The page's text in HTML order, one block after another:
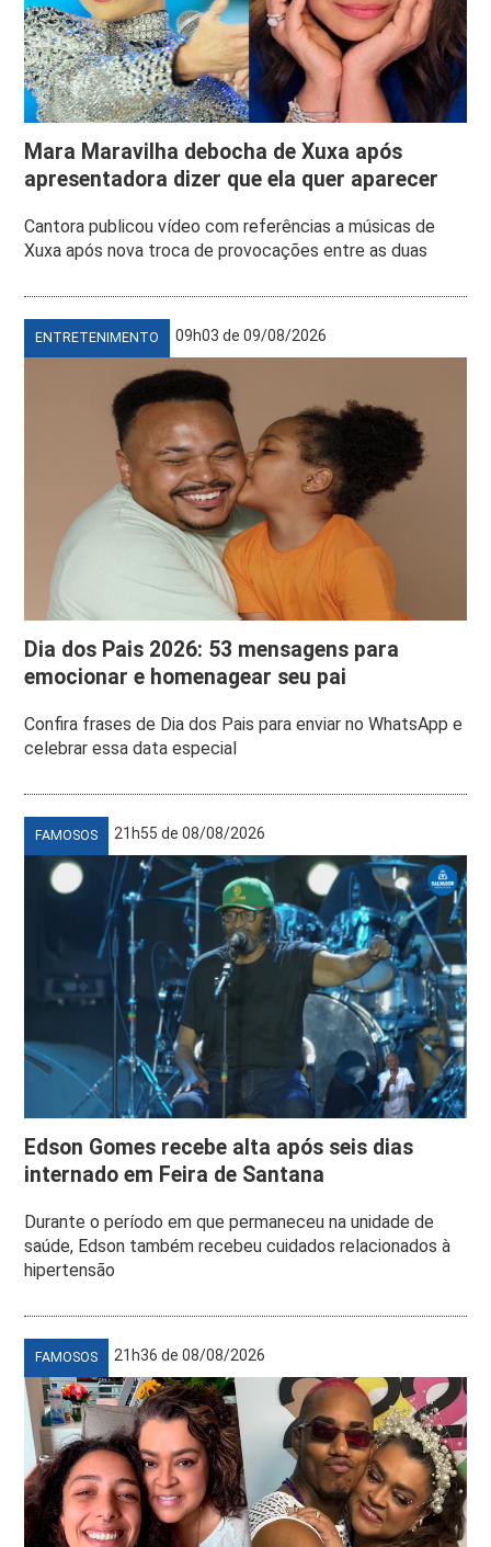
Mara Maravilha debocha de Xuxa após
apresentadora dizer que ela quer aparecer
Cantora publicou vídeo com referências a músicas de
Xuxa após nova troca de provocações entre as duas
ENTRETENIMENTO 09h03 de 09/08/2026
Dia dos Pais 2026: 53 mensagens para
emocionar e homenagear seu pai
Confira frases de Dia dos Pais para enviar no WhatsApp e
celebrar essa data especial
FAMOSOS 21h55 de 08/08/2026
Edson Gomes recebe alta após seis dias
internado em Feira de Santana
Durante o período em que permaneceu na unidade de
saúde, Edson também recebeu cuidados relacionados à
hipertensão
FAMOSOS 21h36 de 08/08/2026